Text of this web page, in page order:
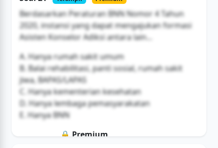
Berdasarkan Peraturan BNN Nomor 4 Tahun
2020, instansi yang dapat mengajukan formasi
Asisten Konselor Adiksi antara lain...
A. Hanya rumah sakit umum
B. Balai rehabilitasi, panti sosial, rumah sakit
jiwa, BAPAS/LAPAS
C. Hanya kementerian kesehatan
D. Hanya lembaga pemasyarakatan
E. Hanya BNN
🔒 Premium